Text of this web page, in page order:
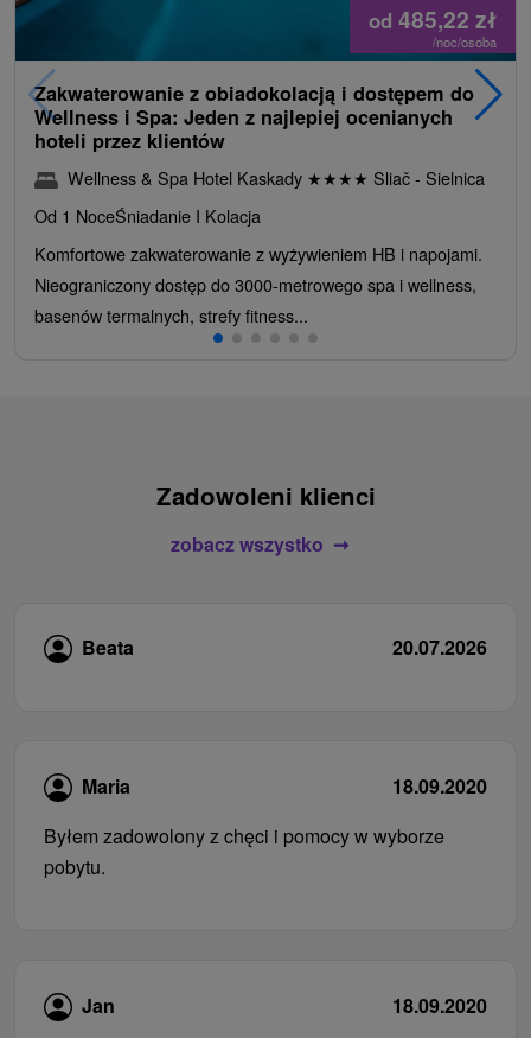
od 485,22 zł
/noc/osoba
Zakwaterowanie z obiadokolacją i dostępem do
Wellness i Spa: Jeden z najlepiej ocenianych
hoteli przez klientów
Wellness & Spa Hotel Kaskady ★★★★ Sliač - Sielnica
Od 1 NoceŚniadanie I Kolacja
Komfortowe zakwaterowanie z wyżywieniem HB i napojami.
Nieograniczony dostęp do 3000-metrowego spa i wellness,
basenów termalnych, strefy fitness...
Zadowoleni klienci
zobacz wszystko
Beata 20.07.2026
Maria
18.09.2020
Byłem zadowolony z chęci i pomocy w wyborze
pobytu.
Jan
18.09.2020